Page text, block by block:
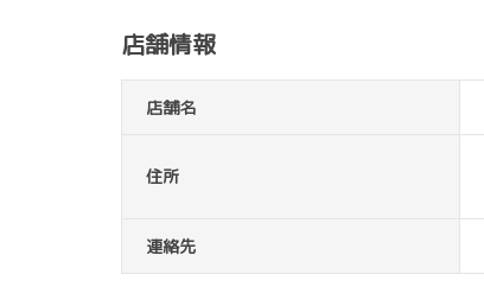
店舗情報
店舗名
住所
連絡先